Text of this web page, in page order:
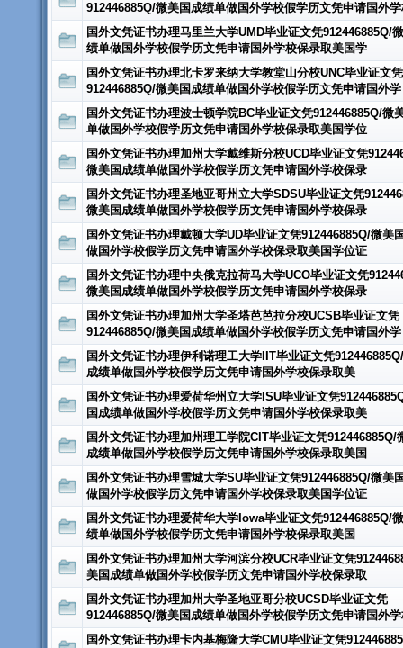
912446885Q/微美国成绩单做国外学校假学历文凭申请国外
国外文凭证书办理马里兰大学UMD毕业证文凭912446885Q/
绩单做国外学校假学历文凭申请国外学校保录取美国学
国外文凭证书办理北卡罗来纳大学教堂山分校UNC毕业证文凭
912446885Q/微美国成绩单做国外学校假学历文凭申请国外学
国外文凭证书办理波士顿学院BC毕业证文凭912446885Q/微
单做国外学校假学历文凭申请国外学校保录取美国学位
国外文凭证书办理加州大学戴维斯分校UCD毕业证文凭
微美国成绩单做国外学校假学历文凭申请国外学校保录
国外文凭证书办理圣地亚哥州立大学SDSU毕业证文凭
微美国成绩单做国外学校假学历文凭申请国外学校保录
国外文凭证书办理戴顿大学UD毕业证文凭912446885Q/微美
做国外学校假学历文凭申请国外学校保录取美国学位证
国外文凭证书办理中央俄克拉荷马大学UCO毕业证文凭
微美国成绩单做国外学校假学历文凭申请国外学校保录
国外文凭证书办理加州大学圣塔芭芭拉分校UCSB毕业证文凭
912446885Q/微美国成绩单做国外学校假学历文凭申请国外学
国外文凭证书办理伊利诺理工大学IIT毕业证文凭
成绩单做国外学校假学历文凭申请国外学校保录取美
国外文凭证书办理爱荷华州立大学ISU毕业证文凭
国成绩单做国外学校假学历文凭申请国外学校保录取美
国外文凭证书办理加州理工学院CIT毕业证文凭912446885Q/
成绩单做国外学校假学历文凭申请国外学校保录取美国
国外文凭证书办理雪城大学SU毕业证文凭912446885Q/微美
做国外学校假学历文凭申请国外学校保录取美国学位证
国外文凭证书办理爱荷华大学Iowa毕业证文凭912446885Q/
绩单做国外学校假学历文凭申请国外学校保录取美国
国外文凭证书办理加州大学河滨分校UCR毕业证文凭
美国成绩单做国外学校假学历文凭申请国外学校保录取
国外文凭证书办理加州大学圣地亚哥分校UCSD毕业证文凭
912446885Q/微美国成绩单做国外学校假学历文凭申请国外
国外文凭证书办理卡内基梅隆大学CMU毕业证文凭